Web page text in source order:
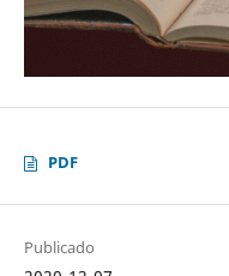
PDF
Publicado